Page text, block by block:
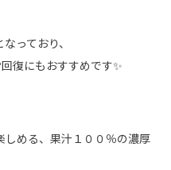
っており、
復にもおすすめです✨
める、果汁１００％の濃厚